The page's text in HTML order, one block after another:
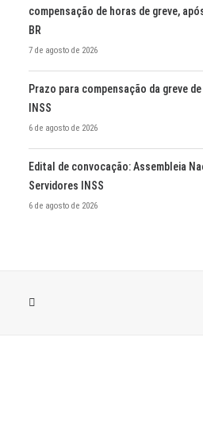
compensação de horas de greve,
BR
7 de agosto de 2026
Prazo para compensação da greve
INSS
6 de agosto de 2026
Edital de convocação: Assembleia
Servidores INSS
6 de agosto de 2026